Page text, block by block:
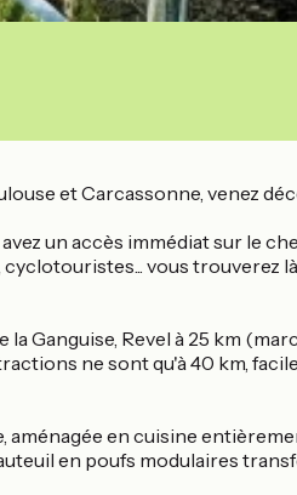
et Carcassonne, venez
un accès immédiat sur le
vous trouverez
Ganguise, Revel à 25 km
ne sont qu'à 40 km,
en cuisine
en poufs modulaires